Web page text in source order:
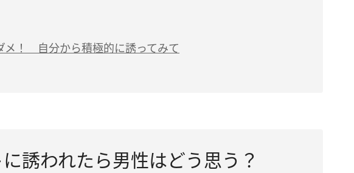
メ！ 自分から積極的に誘ってみて
誘われたら男性はどう思う？